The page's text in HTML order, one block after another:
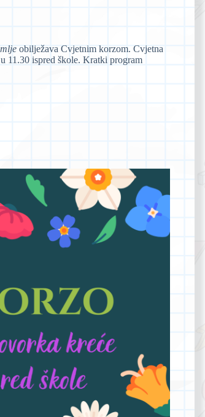
obilježava Cvjetnim korzom. Cvjetna
11.30 ispred škole. Kratki program